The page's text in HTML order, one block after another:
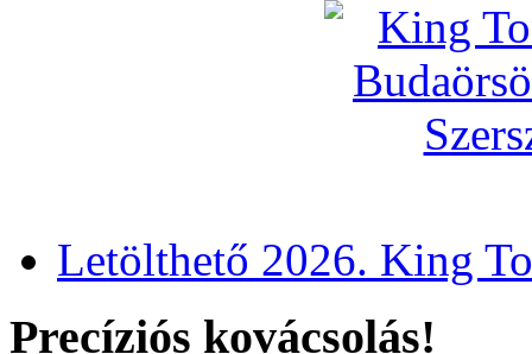
Letölthető 2026. King
Precíziós kovácsolás!